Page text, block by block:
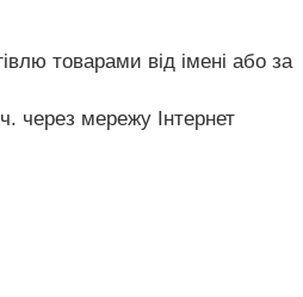
товарами від імені або за
через мережу Інтернет